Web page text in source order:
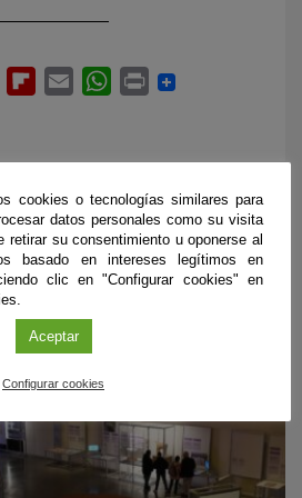
EVENTOS
cookies o tecnologías similares para
datos personales como su visita
retirar su consentimiento u oponerse al
basado en intereses legítimos en
clic en "Configurar cookies" en
Aceptar
Configurar cookies